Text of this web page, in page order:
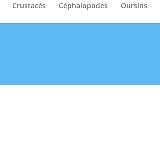
Crustacés Céphalopodes Oursins